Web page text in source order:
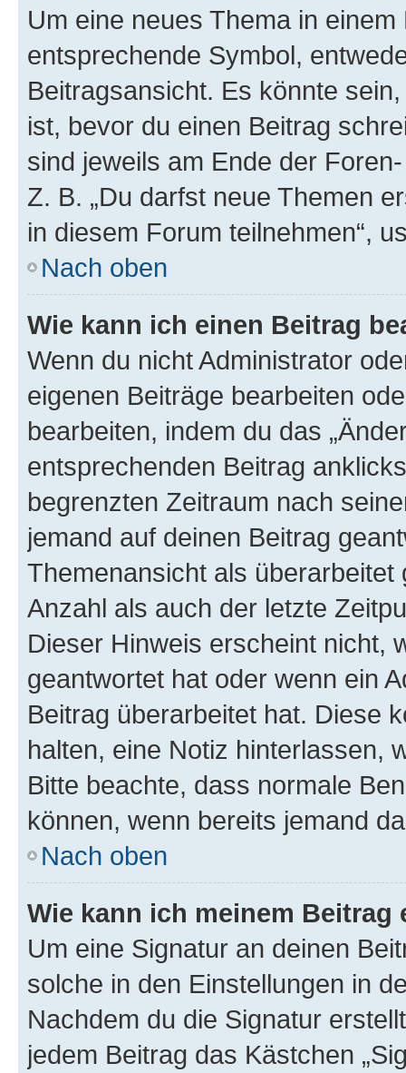
Um eine neues Thema in
entsprechende Symbol,
Beitragsansicht. Es könnte
ist, bevor du einen Beitrag
sind jeweils am Ende der
Z. B. „Du darfst neue Themen
in diesem Forum teilnehmen“,
Nach oben
Wie kann ich einen Beitrag
Wenn du nicht Administrator
eigenen Beiträge bearbeiten
bearbeiten, indem du das
entsprechenden Beitrag
begrenzten Zeitraum nach
jemand auf deinen Beitrag
Themenansicht als
Anzahl als auch der letzte
Dieser Hinweis erscheint nicht,
geantwortet hat oder wenn ein
Beitrag überarbeitet hat. Diese
halten, eine Notiz hinterlassen,
Bitte beachte, dass normale
können, wenn bereits jemand
Nach oben
Wie kann ich meinem
Um eine Signatur an deinen
solche in den Einstellungen in
Nachdem du die Signatur
jedem Beitrag das Kästchen